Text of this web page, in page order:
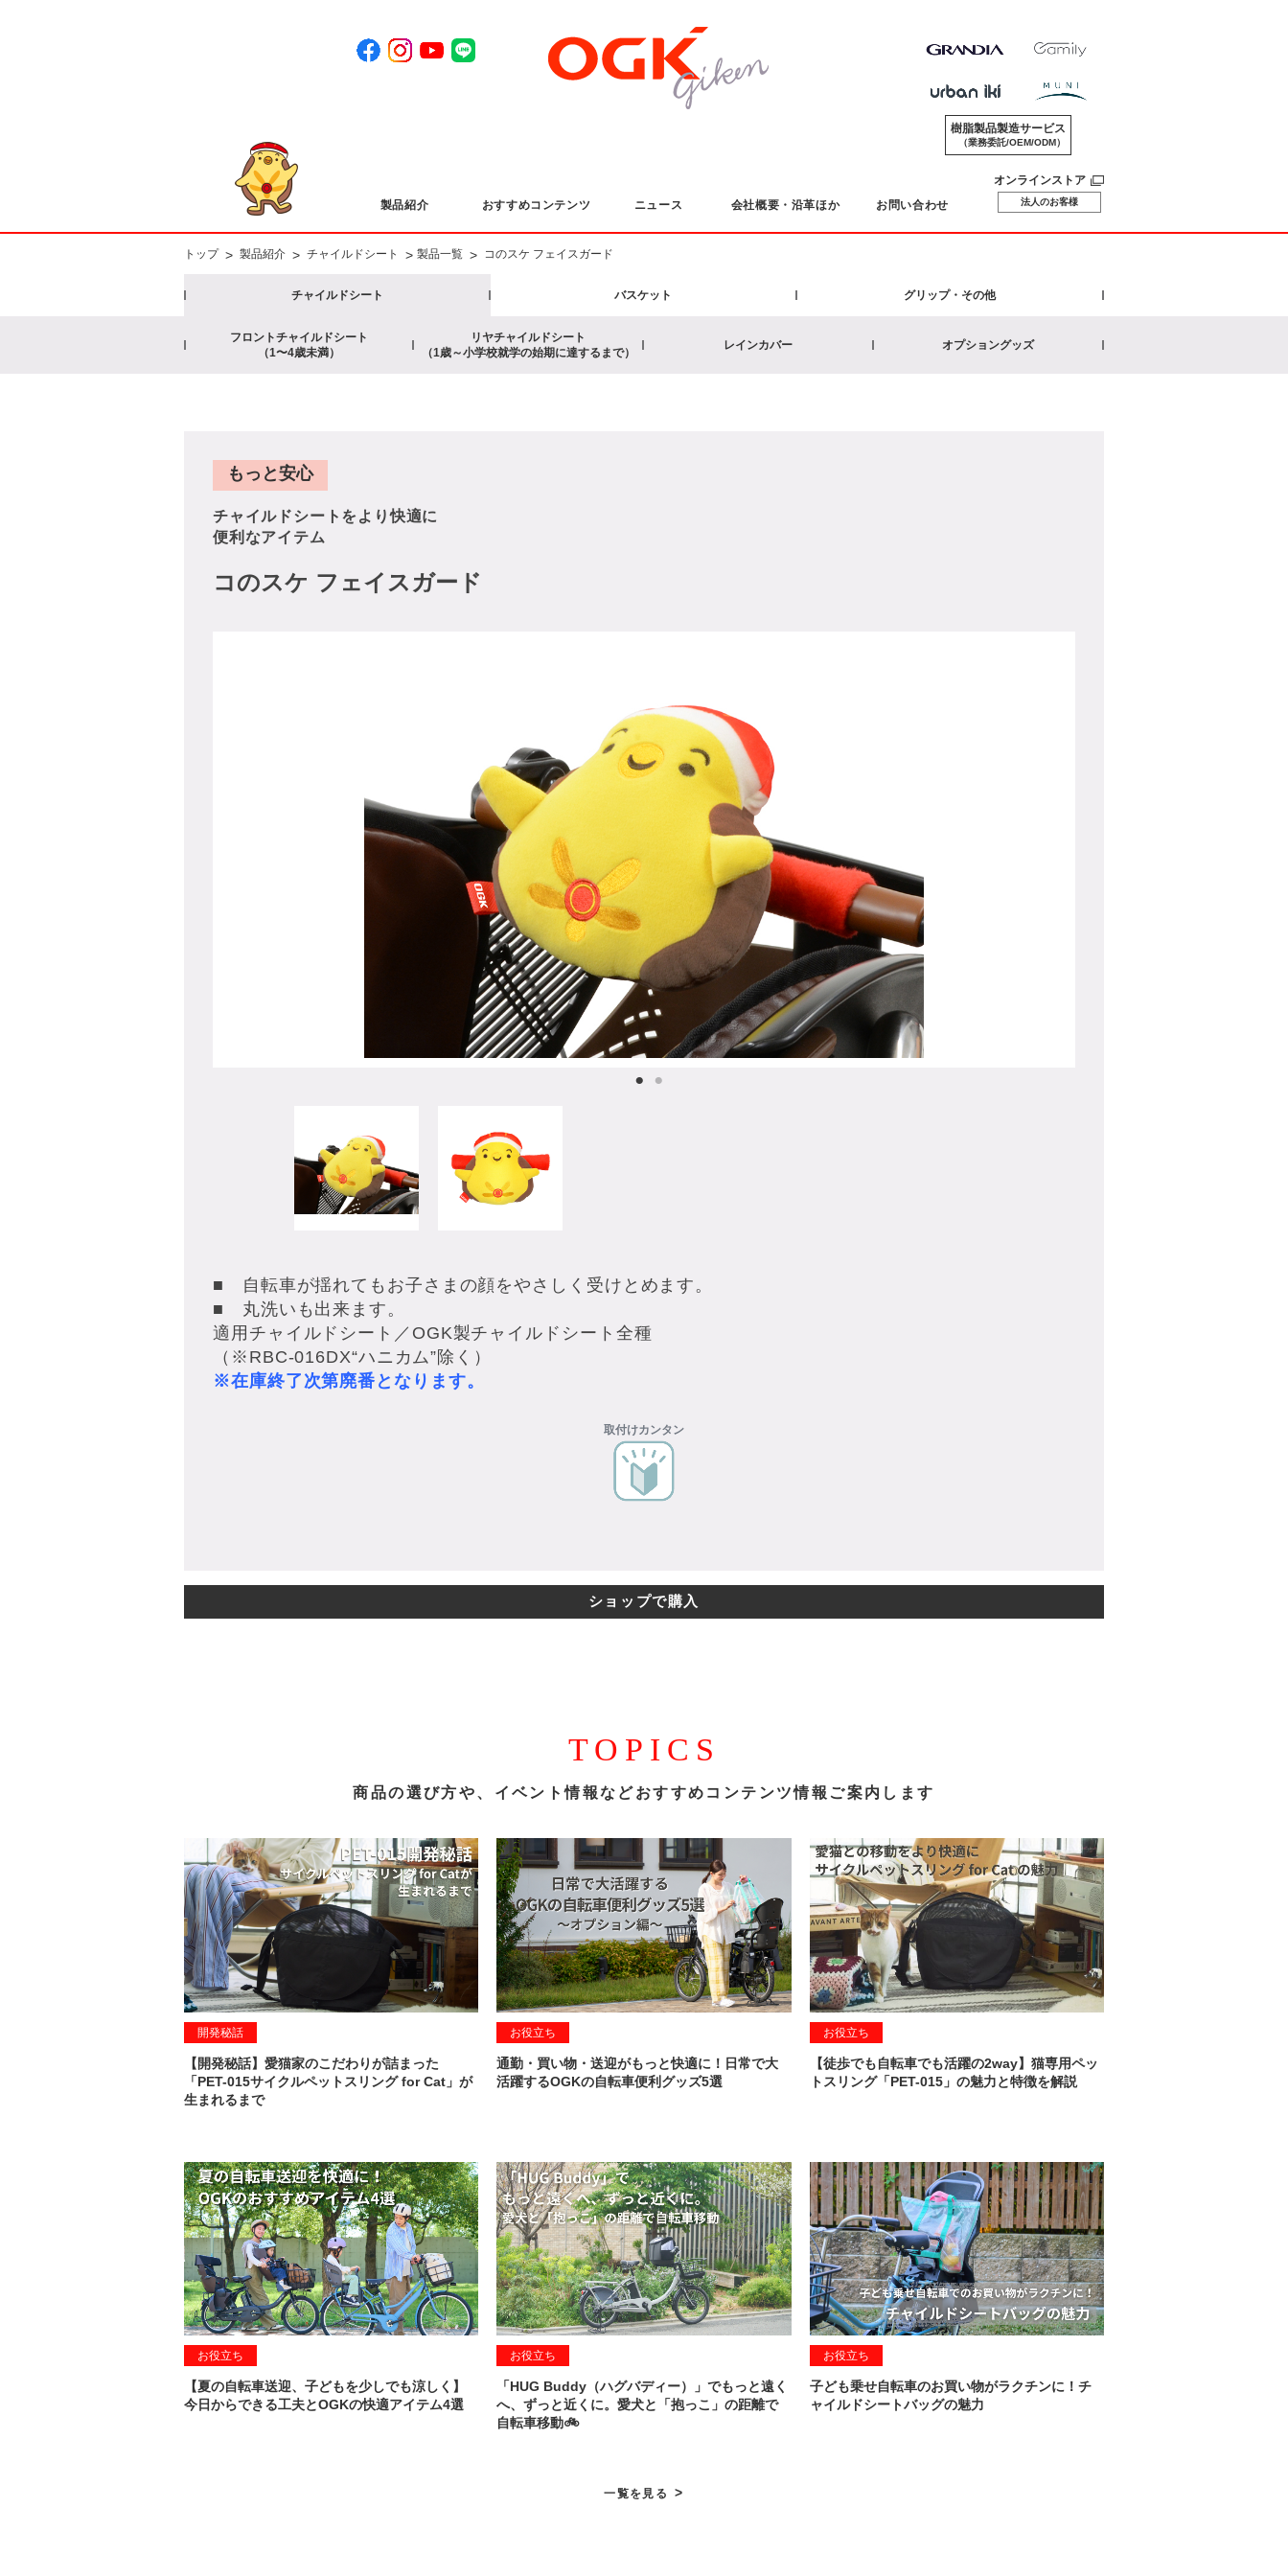
樹脂製品製造サービス
（業務委託/OEM/ODM）
製品紹介 おすすめコンテンツ ニュース 会社概要・沿革ほか お問い合わせ
オンラインストア
法人のお客様
トップ > 製品紹介 > チャイルドシート > 製品一覧 > コのスケ フェイスガード
チャイルドシート バスケット グリップ・その他
フロントチャイルドシート
（1〜4歳未満）
リヤチャイルドシート
（1歳～小学校就学の始期に達するまで）
レインカバー オプショングッズ
もっと安心
チャイルドシートをより快適に
便利なアイテム
コのスケ フェイスガード
■ 自転車が揺れてもお子さまの顔をやさしく受けとめます。
■ 丸洗いも出来ます。
適用チャイルドシート／OGK製チャイルドシート全種
（※RBC-016DX“ハニカム”除く）
※在庫終了次第廃番となります。
取付けカンタン
ショップで購入
TOPICS
商品の選び方や、イベント情報などおすすめコンテンツ情報ご案内します
開発秘話
【開発秘話】愛猫家のこだわりが詰まった
「PET-015サイクルペットスリング for Cat」が
生まれるまで
お役立ち
通勤・買い物・送迎がもっと快適に！日常で大
活躍するOGKの自転車便利グッズ5選
お役立ち
【徒歩でも自転車でも活躍の2way】猫専用ペッ
トスリング「PET-015」の魅力と特徴を解説
お役立ち
【夏の自転車送迎、子どもを少しでも涼しく】
今日からできる工夫とOGKの快適アイテム4選
お役立ち
「HUG Buddy（ハグバディー）」でもっと遠く
へ、ずっと近くに。愛犬と「抱っこ」の距離で
自転車移動🚲
お役立ち
子ども乗せ自転車のお買い物がラクチンに！チ
ャイルドシートバッグの魅力
一覧を見る >